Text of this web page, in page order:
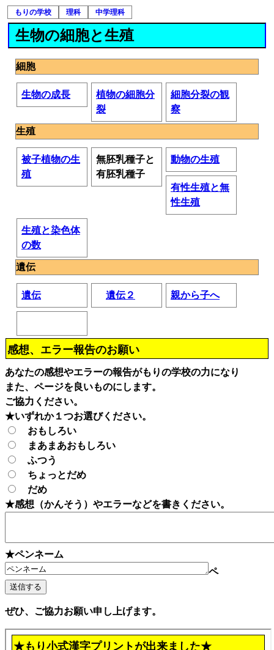
もりの学校 理科 中学理科
生物の細胞と生殖
細胞
生物の成長
植物の細胞分
裂
細胞分裂の観
察
生殖
被子植物の生
殖
無胚乳種子と
有胚乳種子
動物の生殖
有性生殖と無
性生殖
生殖と染色体
の数
遺伝
遺伝 遺伝２ 親から子へ
感想、エラー報告のお願い
あなたの感想やエラーの報告がもりの学校の力になり
また、ページを良いものにします。
ご協力ください。
★いずれか１つお選びください。
おもしろい
まあまあおもしろい
ふつう
ちょっとだめ
だめ
★感想（かんそう）やエラーなどを書きください。
★ペンネーム
ペ
ぜひ、ご協力お願い申し上げます。